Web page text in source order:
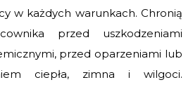
w każdych warunkach. Chronią
przed uszkodzeniami
przed oparzeniami lub
ciepła, zimna i wilgoci.